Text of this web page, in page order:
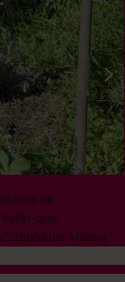
de
que
Stéphanie Massy